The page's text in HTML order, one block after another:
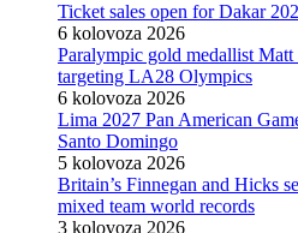
Ticket sales open for Dakar
6 kolovoza 2026
Paralympic gold medallist Matt
targeting LA28 Olympics
6 kolovoza 2026
Lima 2027 Pan American
Santo Domingo
5 kolovoza 2026
Britain’s Finnegan and Hicks
mixed team world records
3 kolovoza 2026